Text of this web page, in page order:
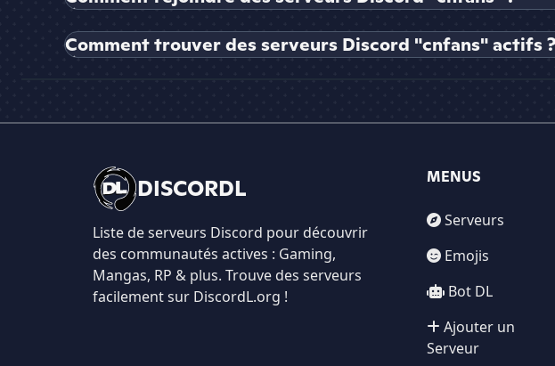
Comment trouver des serveurs Discord "cnfans" actifs ?
DISCORDL
Liste de serveurs Discord pour découvrir
des communautés actives : Gaming,
Mangas, RP & plus. Trouve des serveurs
facilement sur DiscordL.org !
MENUS
Serveurs
Emojis
Bot DL
Ajouter un
Serveur